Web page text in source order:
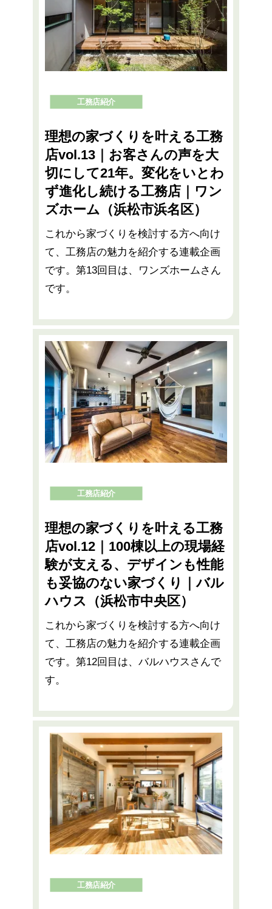
工務店紹介
理想の家づくりを叶える工務
店vol.13｜お客さんの声を大
切にして21年。変化をいとわ
ず進化し続ける工務店｜ワン
ズホーム（浜松市浜名区）
これから家づくりを検討する方へ向け
て、工務店の魅力を紹介する連載企画
です。第13回目は、ワンズホームさん
です。
工務店紹介
理想の家づくりを叶える工務
店vol.12｜100棟以上の現場経
験が支える、デザインも性能
も妥協のない家づくり｜バル
ハウス（浜松市中央区）
これから家づくりを検討する方へ向け
て、工務店の魅力を紹介する連載企画
です。第12回目は、バルハウスさんで
す。
工務店紹介